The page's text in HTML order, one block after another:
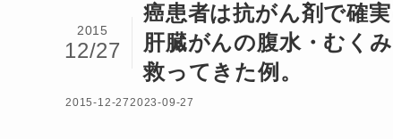
癌患者は抗がん剤で確
肝臓がんの腹水・むく
救ってきた例。
2015
12/27
2015-12-272023-09-27